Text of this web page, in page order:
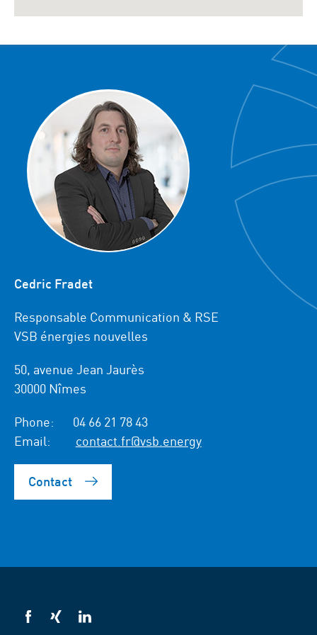
Cedric Fradet
Responsable Communication & RSE
VSB énergies nouvelles
50, avenue Jean Jaurès
30000 Nîmes
Phone:
04 66 21 78 43
Email:
contact.fr@vsb.energy
Contact
VSB
VSB
VSB